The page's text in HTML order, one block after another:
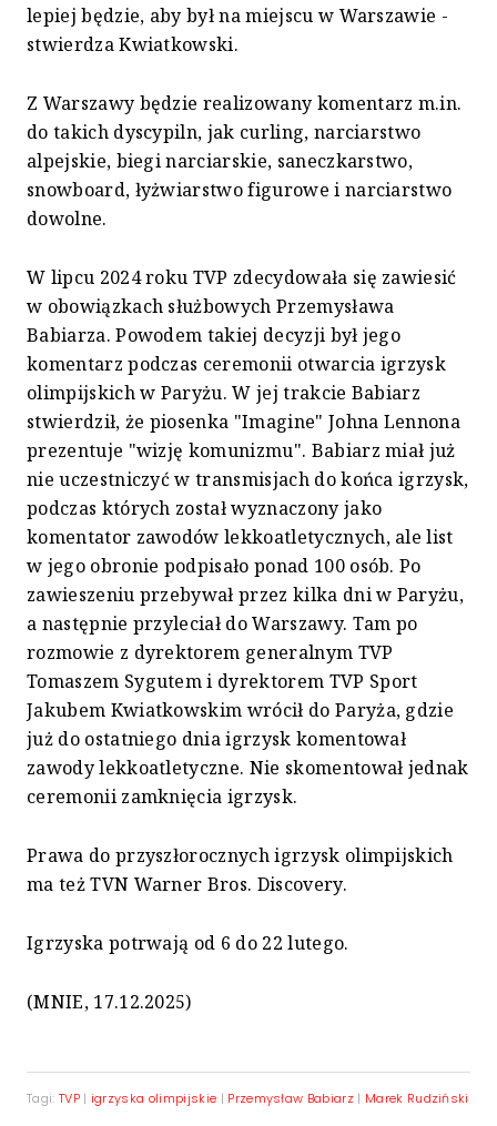
lepiej będzie, aby był na miejscu w Warszawie -
stwierdza Kwiatkowski.
Z Warszawy będzie realizowany komentarz m.in.
do takich dyscypiln, jak curling, narciarstwo
alpejskie, biegi narciarskie, saneczkarstwo,
snowboard, łyżwiarstwo figurowe i narciarstwo
dowolne.
W lipcu 2024 roku TVP zdecydowała się zawiesić
w obowiązkach służbowych Przemysława
Babiarza. Powodem takiej decyzji był jego
komentarz podczas ceremonii otwarcia igrzysk
olimpijskich w Paryżu. W jej trakcie Babiarz
stwierdził, że piosenka "Imagine" Johna Lennona
prezentuje "wizję komunizmu". Babiarz miał już
nie uczestniczyć w transmisjach do końca igrzysk,
podczas których został wyznaczony jako
komentator zawodów lekkoatletycznych, ale list
w jego obronie podpisało ponad 100 osób. Po
zawieszeniu przebywał przez kilka dni w Paryżu,
a następnie przyleciał do Warszawy. Tam po
rozmowie z dyrektorem generalnym TVP
Tomaszem Sygutem i dyrektorem TVP Sport
Jakubem Kwiatkowskim wrócił do Paryża, gdzie
już do ostatniego dnia igrzysk komentował
zawody lekkoatletyczne. Nie skomentował jednak
ceremonii zamknięcia igrzysk.
Prawa do przyszłorocznych igrzysk olimpijskich
ma też TVN Warner Bros. Discovery.
Igrzyska potrwają od 6 do 22 lutego.
(MNIE, 17.12.2025)
Tagi: TVP| igrzyska olimpijskie | Przemysław Babiarz | Marek Rudziński